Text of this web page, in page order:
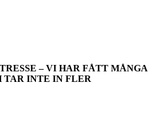
– VI HAR FÅTT MÅNGA
TAR INTE IN FLER